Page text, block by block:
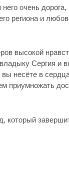
очень дорога,
региона и
высокой
Сергия и
вы несёте в
приумножать
который